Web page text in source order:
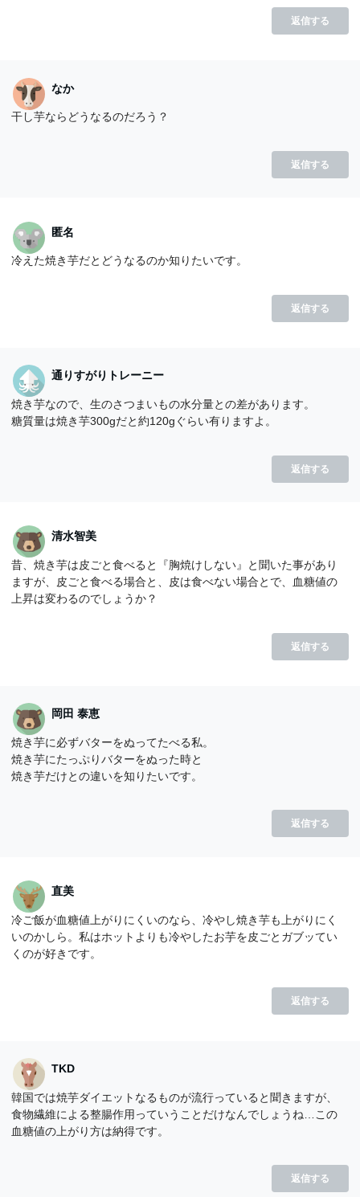
返信する
なか
干し芋ならどうなるのだろう？
返信する
匿名
冷えた焼き芋だとどうなるのか知りたいです。
返信する
通りすがりトレーニー
焼き芋なので、生のさつまいもの水分量との差があります。
糖質量は焼き芋300gだと約120gぐらい有りますよ。
返信する
清水智美
昔、焼き芋は皮ごと食べると『胸焼けしない』と聞いた事があり
ますが、皮ごと食べる場合と、皮は食べない場合とで、血糖値の
上昇は変わるのでしょうか？
返信する
岡田 泰恵
焼き芋に必ずバターをぬってたべる私。
焼き芋にたっぷりバターをぬった時と
焼き芋だけとの違いを知りたいです。
返信する
直美
冷ご飯が血糖値上がりにくいのなら、冷やし焼き芋も上がりにく
いのかしら。私はホットよりも冷やしたお芋を皮ごとガブッてい
くのが好きです。
返信する
TKD
韓国では焼芋ダイエットなるものが流行っていると聞きますが、
食物繊維による整腸作用っていうことだけなんでしょうね…この
血糖値の上がり方は納得です。
返信する